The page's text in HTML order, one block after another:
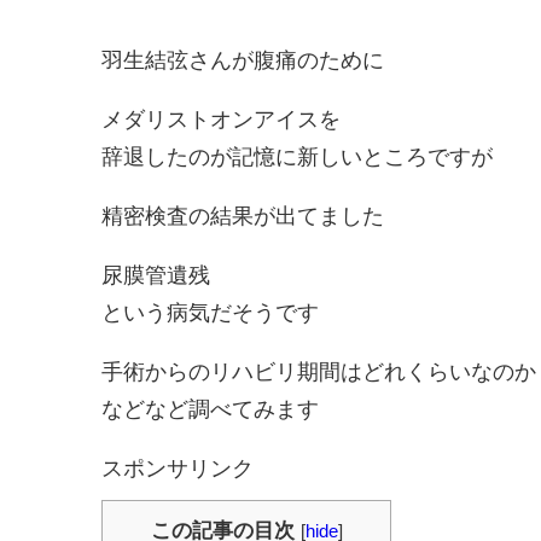
羽生結弦さんが腹痛のために
メダリストオンアイスを
辞退したのが記憶に新しいところですが
精密検査の結果が出てました
尿膜管遺残
という病気だそうです
手術からのリハビリ期間はどれくらいなのか
などなど調べてみます
スポンサリンク
この記事の目次 [hide]